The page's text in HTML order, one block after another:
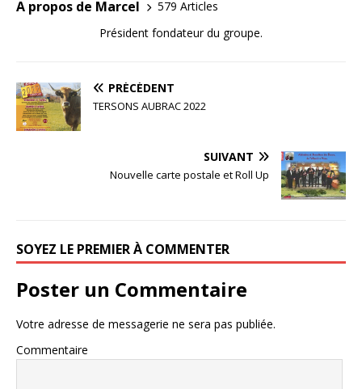
A propos de Marcel
579 Articles
Président fondateur du groupe.
PRÉCÉDENT
TERSONS AUBRAC 2022
SUIVANT
Nouvelle carte postale et Roll Up
SOYEZ LE PREMIER À COMMENTER
Poster un Commentaire
Votre adresse de messagerie ne sera pas publiée.
Commentaire